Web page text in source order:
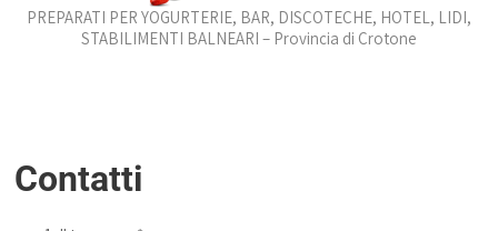
PREPARATI PER YOGURTERIE, BAR, DISCOTECHE, HOTEL, LIDI,
STABILIMENTI BALNEARI – Provincia di Crotone
Contatti